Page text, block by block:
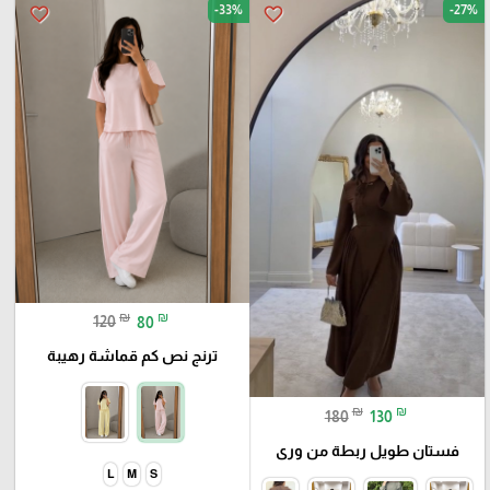
favorite_border -27%
180 ₪ 130 ₪
فستان طويل ربطة من ورى
favorite_border -33%
120 ₪ 80 ₪
ترنج نص كم قماشة رهيبة
S
M
L